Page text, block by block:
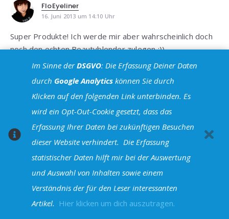
FloEyeliner
16. Juni 2013 um 14:10 Uhr
Super Produkte! Ich werde mir aber wahrscheinlich doch
noch den echten Beautyblender zulegen :))
Antworten
shelynx
Hallo Flo! Danke Dir! Du bist ja ein Namensvetter! Ich
freue mich, dass Dir die Produkte gefallen – ich les die
gerne… ich finde darin zeigt sich oft doch, was sich
wirklich über 1 Monat bewährt hat und was nur ein sehr
kurzes Leben hatte. Daraus am Ende des Jahres eine
Top 10 zu machen, wäre vllt. mal was… Probier ruhig
Im Sinne derDSGVO: Die Erfassung Deiner Daten
durch Google Analyticskönnen Sie durch
Klicken auf den folgenden Link unterbinden. Es
wird ein Opt-Out-Cookie gesetzt, dass das
Erfassung Ihrer Daten bei zukünftigen Besuchen
dieser Website verhindert. Die Erfassung
statistischer Daten hilft mir bei der Auswertung
und Auswahl von Inhalten sowie einem
Verständnis der für den Leser interessanten
Artikel. Hier klicken um dich auszutragen.